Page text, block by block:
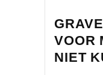
VOOR
NIET